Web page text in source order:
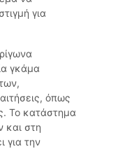
για
γκάμα
όπως
Το κατάστημα
και στη
για την